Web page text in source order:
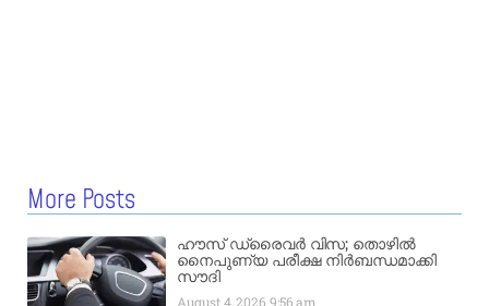
More Posts
ഹൗസ് ഡ്രൈവർ വിസ; തൊഴിൽ
നൈപുണ്യ പരീക്ഷ നിർബന്ധമാക്കി
സൗദി
August 4, 2026 9:56 am